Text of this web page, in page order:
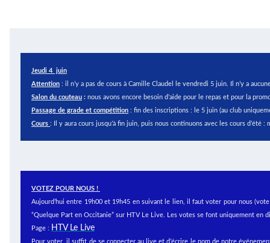
Jeudi 4 juin
Attention : il n’y a pas de cours à Camille Claudel le vendredi 5 juin. Il n’y a
Salon du couteau : nous avons encore besoin d’aide pour le repas et pour la
Passage de grade et compétition : fin des inscriptions : le 5 juin (au club
Cours : Il y aura cours jusqu’à fin juin, puis nous continuons avec les cours d’été
VOTEZ POUR NOUS !
Aujourd’hui entre 19h00 et 19h45 en suivant le lien, il faut voter pour nous
“Quelque Part en Occitanie” sur HTV Le Live. Les votes se font uniquement en
Page : HTV Le Live
Pour voter, il suffit de se connecter au live et d’écrire le nom de notre